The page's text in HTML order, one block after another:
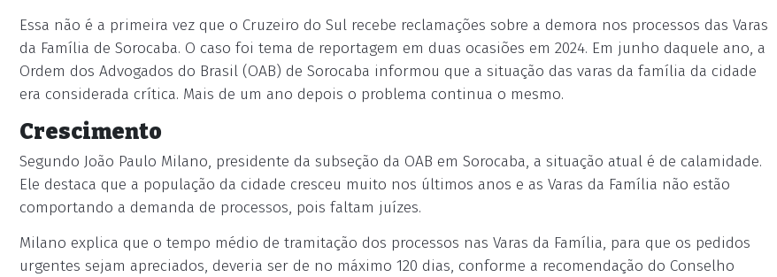
Essa não é a primeira vez que o Cruzeiro do Sul recebe reclamações sobre a demora nos processos das Varas
da Família de Sorocaba. O caso foi tema de reportagem em duas ocasiões em 2024. Em junho daquele ano, a
Ordem dos Advogados do Brasil (OAB) de Sorocaba informou que a situação das varas da família da cidade
era considerada crítica. Mais de um ano depois o problema continua o mesmo.
Crescimento
Segundo João Paulo Milano, presidente da subseção da OAB em Sorocaba, a situação atual é de calamidade.
Ele destaca que a população da cidade cresceu muito nos últimos anos e as Varas da Família não estão
comportando a demanda de processos, pois faltam juízes.
Milano explica que o tempo médio de tramitação dos processos nas Varas da Família, para que os pedidos
urgentes sejam apreciados, deveria ser de no máximo 120 dias, conforme a recomendação do Conselho